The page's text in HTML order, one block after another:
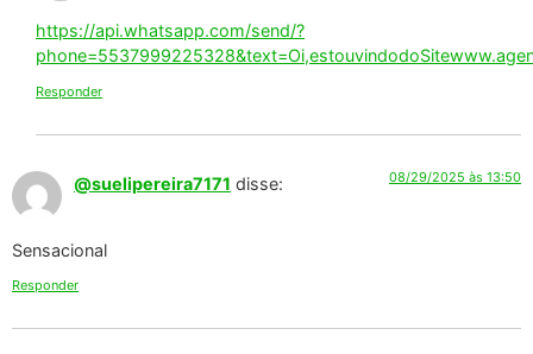
https://api.whatsapp.com/send/?
Responder
@suelipereira7171 disse: 08/29/2025 às 13:50
Sensacional
Responder